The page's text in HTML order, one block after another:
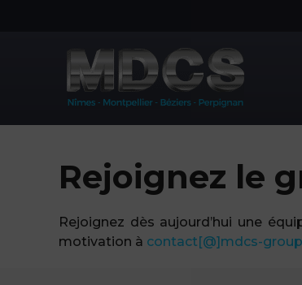
Rejoignez le
Rejoignez dès aujourd’hui une
motivation à contact[@]mdcs-